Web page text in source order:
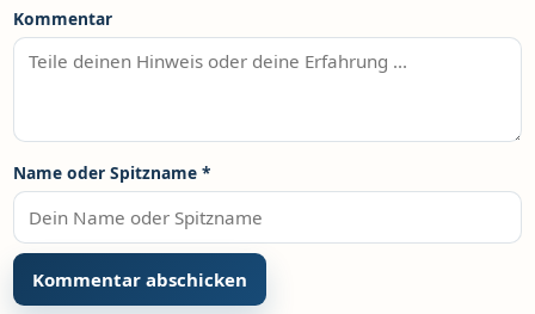
Kommentar
Name oder Spitzname *